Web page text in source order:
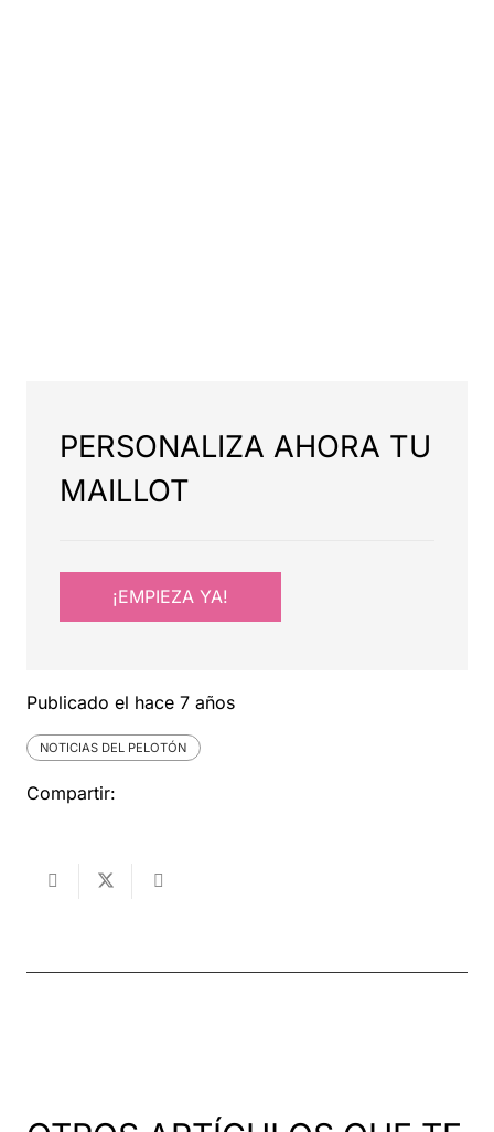
PERSONALIZA AHORA TU
MAILLOT
¡EMPIEZA YA!
Publicado el hace 7 años
NOTICIAS DEL PELOTÓN
Compartir: